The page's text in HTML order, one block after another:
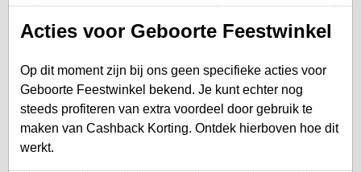
Acties voor Geboorte Feestwinkel
Op dit moment zijn bij ons geen specifieke acties voor
Geboorte Feestwinkel bekend. Je kunt echter nog
steeds profiteren van extra voordeel door gebruik te
maken van Cashback Korting. Ontdek hierboven hoe dit
werkt.